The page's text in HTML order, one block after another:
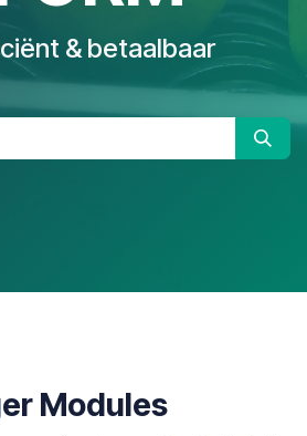
& betaalbaar
Modules